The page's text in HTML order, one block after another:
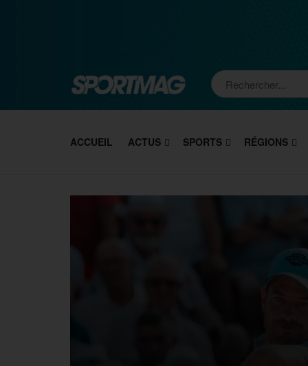
ACCUEIL ACTUS SPORTS RÉGIONS